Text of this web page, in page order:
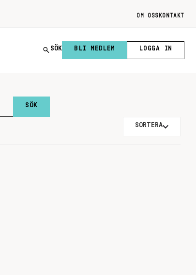
OM OSS KONTAKT
SÖK BLI MEDLEM LOGGA IN
SORTERA